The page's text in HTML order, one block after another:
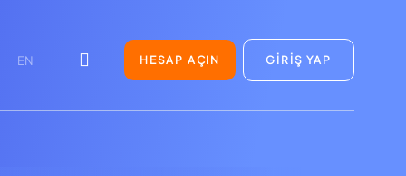
EN HESAP AÇIN GİRİŞ YAP